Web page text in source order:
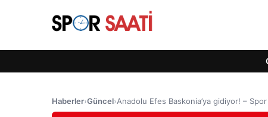
Haberler›Güncel›Anadolu Efes Baskonia’ya gidiyor! –